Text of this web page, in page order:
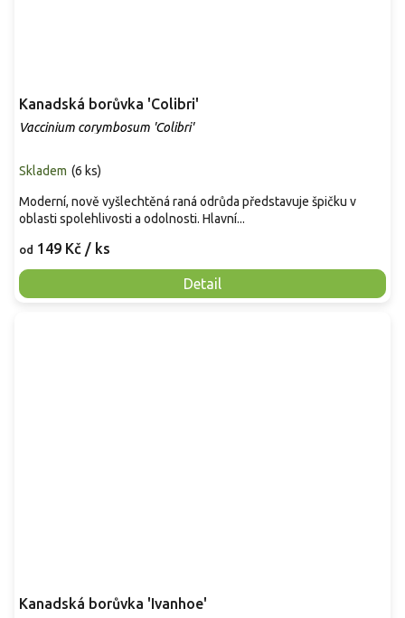
Kanadská borůvka 'Colibri'
Vaccinium corymbosum 'Colibri'
Skladem (6 ks)
od 149 Kč / ks
Detail
Moderní, nově vyšlechtěná raná odrůda představuje špičku v
oblasti spolehlivosti a odolnosti. Hlavní...
Kanadská borůvka 'Ivanhoe'